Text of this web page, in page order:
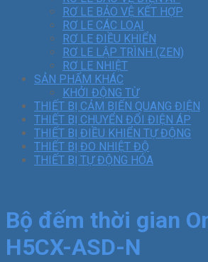
RƠ LE BẢO VỆ KẾT HỢP
RƠ LE CÁC LOẠI
RƠ LE ĐIỀU KHIỂN
RƠ LE LẬP TRÌNH (ZEN)
RƠ LE NHIỆT
SẢN PHẨM KHÁC
KHỞI ĐỘNG TỪ
THIẾT BỊ CẢM BIẾN QUANG ĐIỆN
THIẾT BỊ CHUYỂN ĐỔI ĐIỆN ÁP
THIẾT BỊ ĐIỀU KHIỂN TỰ ĐỘNG
THIẾT BỊ ĐO NHIỆT ĐỘ
THIẾT BỊ TỰ ĐỘNG HÓA
Bộ đếm thời gian
H5CX-ASD-N